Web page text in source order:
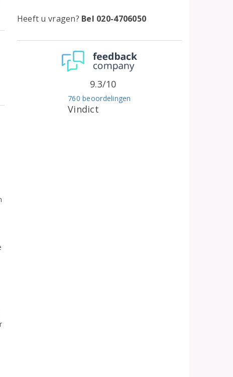
Heeft u vragen? Bel 020-4706050
Vindict
760 beoordelingen
9.3/10